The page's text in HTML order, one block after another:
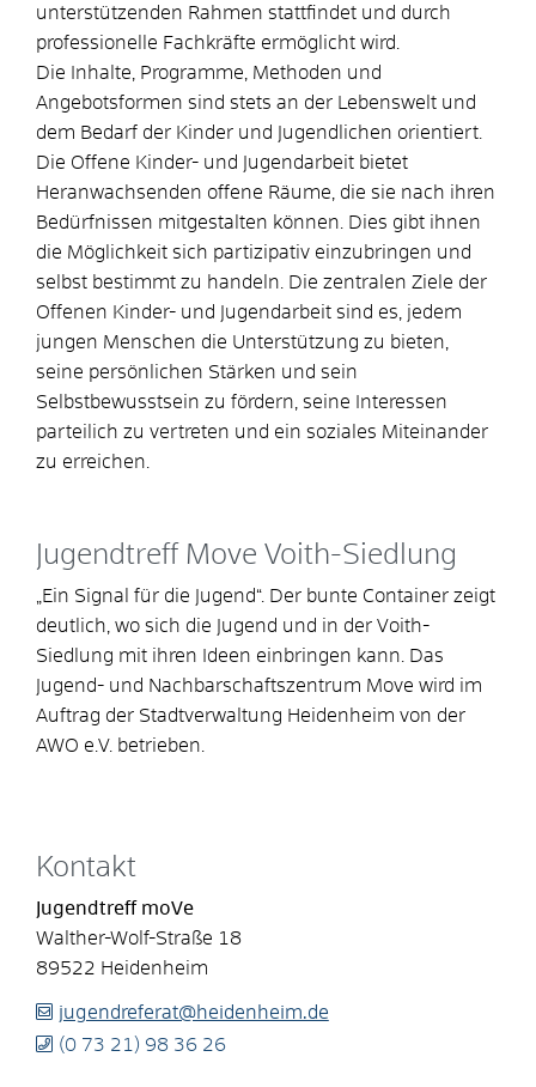
unterstützenden Rahmen stattfindet und durch
professionelle Fachkräfte ermöglicht wird.
Die Inhalte, Programme, Methoden und
Angebotsformen sind stets an der Lebenswelt und
dem Bedarf der Kinder und Jugendlichen orientiert.
Die Offene Kinder- und Jugendarbeit bietet
Heranwachsenden offene Räume, die sie nach ihren
Bedürfnissen mitgestalten können. Dies gibt ihnen
die Möglichkeit sich partizipativ einzubringen und
selbst bestimmt zu handeln. Die zentralen Ziele der
Offenen Kinder- und Jugendarbeit sind es, jedem
jungen Menschen die Unterstützung zu bieten,
seine persönlichen Stärken und sein
Selbstbewusstsein zu fördern, seine Interessen
parteilich zu vertreten und ein soziales Miteinander
zu erreichen.
Jugendtreff Move Voith-Siedlung
„Ein Signal für die Jugend“. Der bunte Container zeigt
deutlich, wo sich die Jugend und in der Voith-
Siedlung mit ihren Ideen einbringen kann. Das
Jugend- und Nachbarschaftszentrum Move wird im
Auftrag der Stadtverwaltung Heidenheim von der
AWO e.V. betrieben.
Kontakt
Jugendtreff moVe
Walther-Wolf-Straße 18
89522 Heidenheim
jugendreferat@heidenheim.de
(0 73 21) 98 36 26